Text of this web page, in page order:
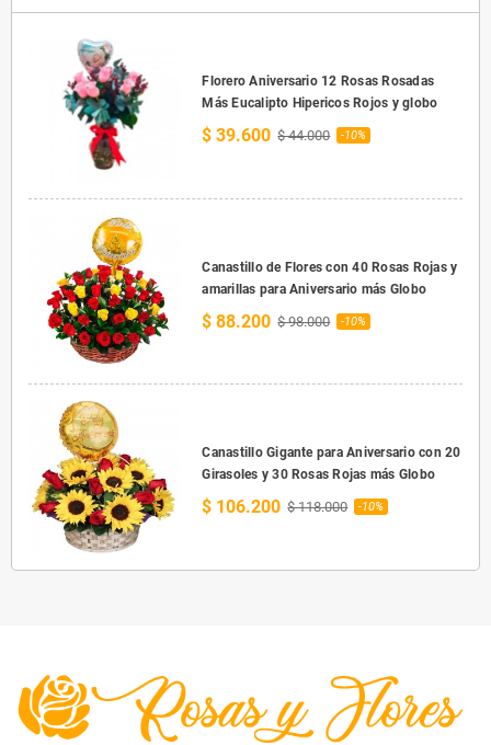
Florero Aniversario 12 Rosas Rosadas
Más Eucalipto Hipericos Rojos y globo
$ 39.600 $ 44.000 -10%
Canastillo de Flores con 40 Rosas Rojas y
amarillas para Aniversario más Globo
$ 88.200 $ 98.000 -10%
Canastillo Gigante para Aniversario con 20
Girasoles y 30 Rosas Rojas más Globo
$ 106.200 $ 118.000 -10%